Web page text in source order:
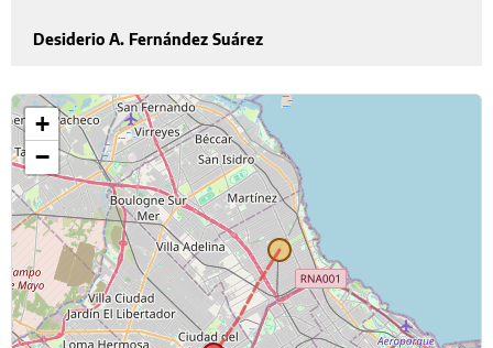
Desiderio A. Fernández Suárez
+
−